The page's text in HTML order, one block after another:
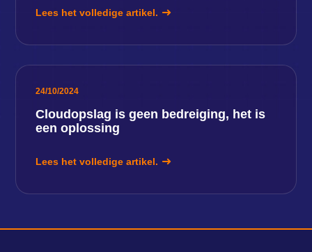
Lees het volledige artikel.
24/10/2024
Cloudopslag is geen bedreiging, het is
een oplossing
Lees het volledige artikel.